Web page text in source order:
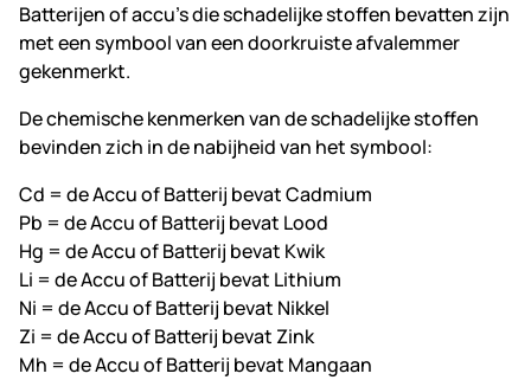
Batterijen of accu's die schadelijke stoffen bevatten zijn
met een symbool van een doorkruiste afvalemmer
gekenmerkt.
De chemische kenmerken van de schadelijke stoffen
bevinden zich in de nabijheid van het symbool:
Cd = de Accu of Batterij bevat Cadmium
Pb = de Accu of Batterij bevat Lood
Hg = de Accu of Batterij bevat Kwik
Li = de Accu of Batterij bevat Lithium
Ni = de Accu of Batterij bevat Nikkel
Zi = de Accu of Batterij bevat Zink
Mh = de Accu of Batterij bevat Mangaan